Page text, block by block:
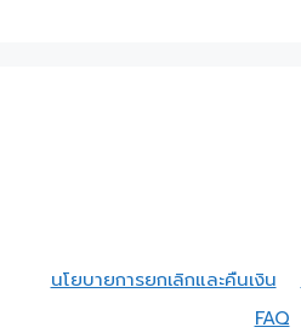
นโยบายการยกเลิกและคืนเงิน
FAQ